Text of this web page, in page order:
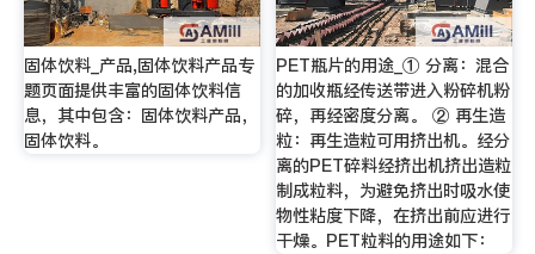
固体饮料_产品,固体饮料产品专
题页面提供丰富的固体饮料信
息，其中包含：固体饮料产品，
固体饮料。
PET瓶片的用途_① 分离：混合
的加收瓶经传送带进入粉碎机粉
碎，再经密度分离。 ② 再生造
粒：再生造粒可用挤出机。经分
离的PET碎料经挤出机挤出造粒
制成粒料，为避免挤出时吸水使
物性粘度下降，在挤出前应进行
干燥。PET粒料的用途如下：